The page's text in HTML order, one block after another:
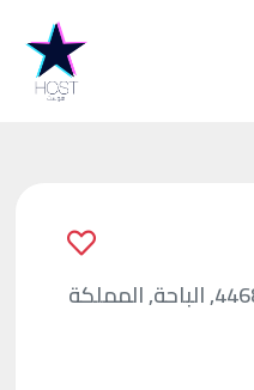
9400 - حي ج5, 65725 - 4468, الباحة, المملكة